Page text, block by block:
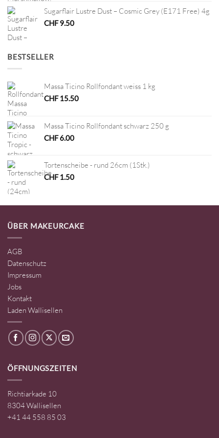
Sugarflair Lustre Dust – Cosmic Grey (E171 Free) 4g
CHF9.50
BESTSELLER
Massa Ticino Rollfondant weiss 1 kg
CHF15.50
Massa Ticino Rollfondant schwarz 250 g
CHF6.00
Tortenscheibe - rund 26cm (1Stk.)
CHF1.50
ÜBER MAKEURCAKE
AGB
Datenschutz
Impressum
Jobs
Kontakt
Laden Wallisellen
ÖFFNUNGSZEITEN
Richtiarkade 10
8304 Wallisellen
+41 44 558 85 03